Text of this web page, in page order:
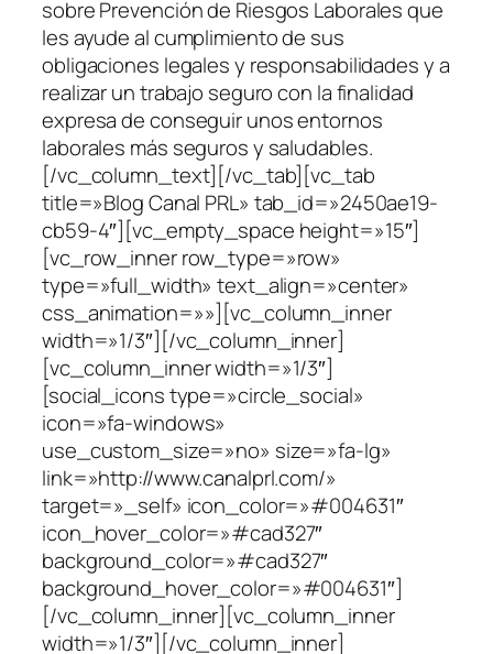
sobre Prevención de Riesgos Laborales que
les ayude al cumplimiento de sus
obligaciones legales y responsabilidades y a
realizar un trabajo seguro con la finalidad
expresa de conseguir unos entornos
laborales más seguros y saludables.
[/vc_column_text][/vc_tab][vc_tab
title=»Blog Canal PRL» tab_id=»2450ae19-
cb59-4″][vc_empty_space height=»15″]
[vc_row_inner row_type=»row»
type=»full_width» text_align=»center»
css_animation=»»][vc_column_inner
width=»1/3″][/vc_column_inner]
[vc_column_inner width=»1/3″]
[social_icons type=»circle_social»
icon=»fa-windows»
use_custom_size=»no» size=»fa-lg»
link=»http://www.canalprl.com/»
target=»_self» icon_color=»#004631″
icon_hover_color=»#cad327″
background_color=»#cad327″
background_hover_color=»#004631″]
[/vc_column_inner][vc_column_inner
width=»1/3″][/vc_column_inner]